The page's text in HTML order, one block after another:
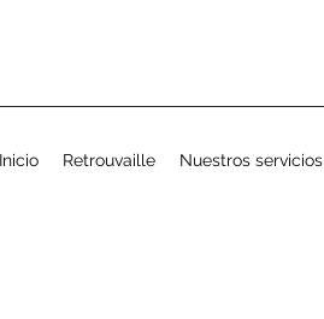
Inicio Retrouvaille Nuestros servicios